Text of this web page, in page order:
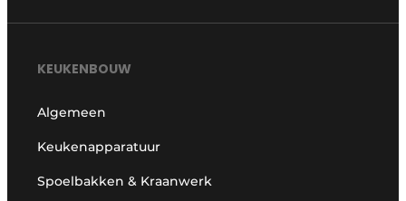
KEUKENBOUW
Algemeen
Keukenapparatuur
Spoelbakken & Kraanwerk